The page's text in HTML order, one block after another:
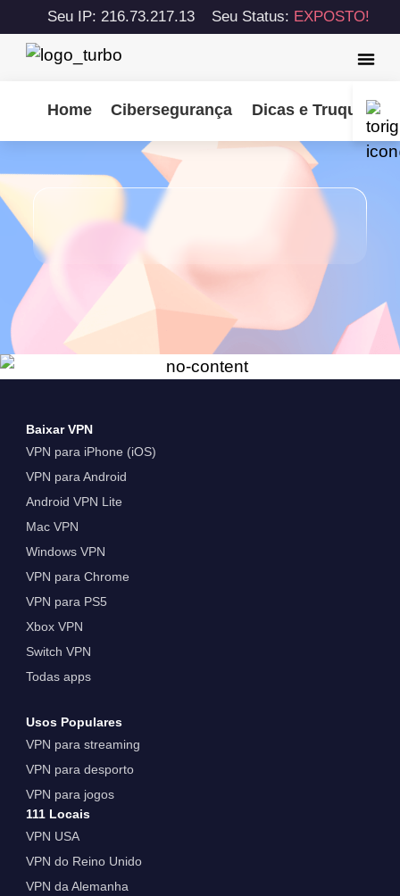
Seu IP: 216.73.217.13 Seu Status: EXPOSTO!
Home Cibersegurança Dicas e Truques
Baixar VPN
VPN para iPhone (iOS)
VPN para Android
Android VPN Lite
Mac VPN
Windows VPN
VPN para Chrome
VPN para PS5
Xbox VPN
Switch VPN
Todas apps
Usos Populares
VPN para streaming
VPN para desporto
VPN para jogos
111 Locais
VPN USA
VPN do Reino Unido
VPN da Alemanha